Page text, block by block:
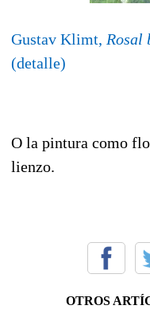
Gustav Klimt, Rosal
(detalle)
O la pintura como
lienzo.
OTROS